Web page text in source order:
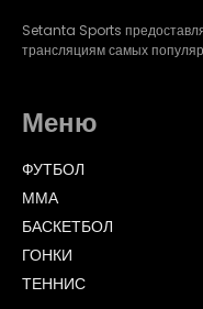
Setanta Sports
трансляциям самых
Меню
ФУТБОЛ
ММА
БАСКЕТБОЛ
ГОНКИ
ТЕННИС